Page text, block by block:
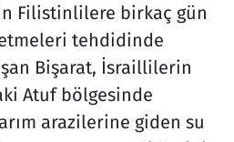
Filistinlilere birkaç gün
tehdidinde
Bişarat, İsraillilerin
Atuf bölgesinde
arazilerine giden su